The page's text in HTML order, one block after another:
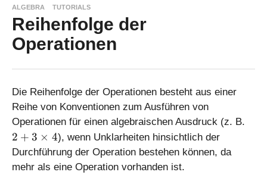
ALGEBRA TUTORIALS
Reihenfolge der
Operationen
Die Reihenfolge der Operationen besteht aus einer
Reihe von Konventionen zum Ausführen von
Operationen für einen algebraischen Ausdruck (z. B.
2 + 3 × 4), wenn Unklarheiten hinsichtlich der
Durchführung der Operation bestehen können, da
mehr als eine Operation vorhanden ist.